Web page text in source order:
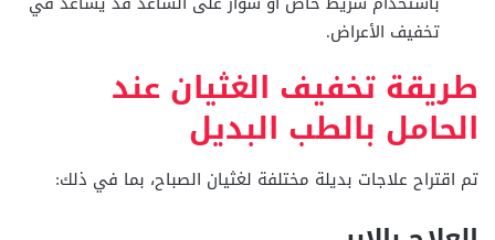
تخفيف الأعراض.
طريقة تخفيف الغثيان عند
الحامل بالطب البديل
تم اقتراح علاجات بديلة مختلفة لغثيان الصباح، بما في ذلك: